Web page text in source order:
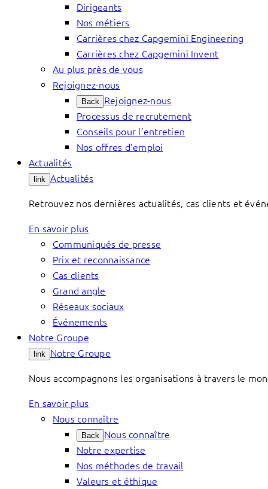
Dirigeants
Nos métiers
Carrières chez Capgemini Engineering
Carrières chez Capgemini Invent
Au plus près de vous
Rejoignez-nous
Back Rejoignez-nous
Processus de recrutement
Conseils pour l’entretien
Nos offres d’emploi
Actualités
link Actualités
Retrouvez nos dernières actualités, cas clients et
En savoir plus
Communiqués de presse
Prix et reconnaissance
Cas clients
Grand angle
Réseaux sociaux
Événements
Notre Groupe
link Notre Groupe
Nous accompagnons les organisations à travers le
En savoir plus
Nous connaître
Back Nous connaître
Notre expertise
Nos méthodes de travail
Valeurs et éthique